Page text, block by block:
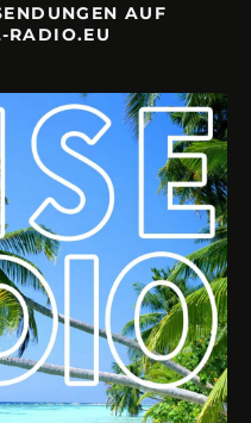
AUF
RADIO.EU